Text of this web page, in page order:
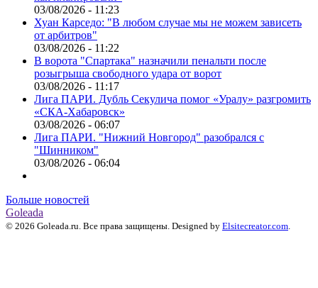
03/08/2026 - 11:23
Хуан Карседо: "В любом случае мы не можем зависеть
от арбитров"
03/08/2026 - 11:22
В ворота "Спартака" назначили пенальти после
розыгрыша свободного удара от ворот
03/08/2026 - 11:17
Лига ПАРИ. Дубль Секулича помог «Уралу» разгромить
«СКА-Хабаровск»
03/08/2026 - 06:07
Лига ПАРИ. "Нижний Новгород" разобрался с
"Шинником"
03/08/2026 - 06:04
Больше новостей
Goleada
© 2026 Goleada.ru. Все права защищены. Designed by Elsitecreator.com